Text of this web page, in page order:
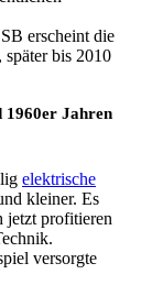
erscheint die
später bis 2010
1960er Jahren
elektrische
kleiner. Es
jetzt profitieren
versorgte